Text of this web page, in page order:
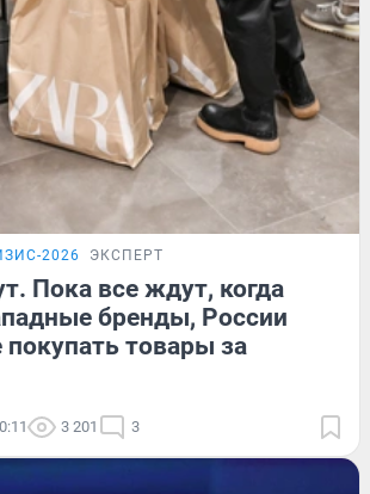
2026 ЭКСПЕРТ
Пока все ждут, когда
бренды, России
покупать товары за
3 201 3